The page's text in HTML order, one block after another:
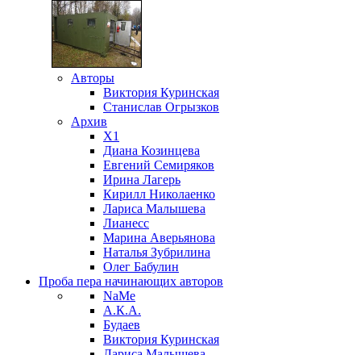
Авторы
Виктория Куринская
Станислав Огрызков
Архив
X1
Диана Козинцева
Евгений Семиряков
Ирина Лагерь
Кирилл Николаенко
Лариса Малышева
Лианесс
Марина Аверьянова
Наталья Зубрилина
Олег Бабулин
Проба пера начинающих авторов
NaMe
А.К.А.
Будаев
Виктория Куринская